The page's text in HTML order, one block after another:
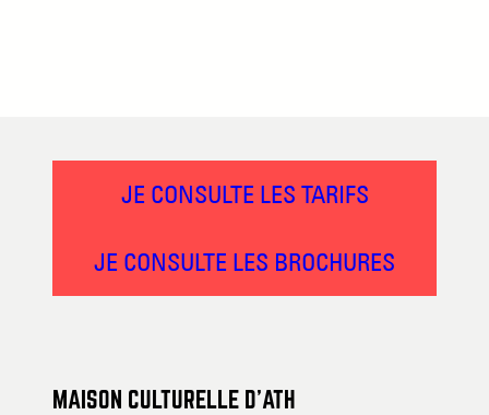
JE CONSULTE LES TARIFS
JE CONSULTE LES BROCHURES
MAISON CULTURELLE D’ATH